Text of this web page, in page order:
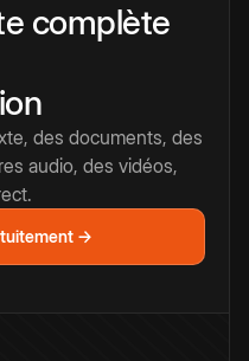
complète
des documents, des
audio, des vidéos,
→